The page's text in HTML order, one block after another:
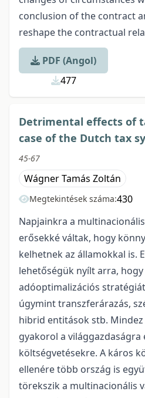
conclusion of the contract
reshape the contractual
PDF (Angol)
477
Detrimental effects of
case of the Dutch tax
45-67
Wágner Tamás Zoltán
Megtekintések száma:430
Napjainkra a
erősekké váltak, hogy
kelhetnek az államokkal is.
lehetőségük nyílt arra, hogy
adóoptimalizációs
úgymint transzferárazás,
hibrid entitások stb.
gyakorol a világgazdaságra
költségvetésekre. A káros
ellenére több ország is
törekszik a multinacionális